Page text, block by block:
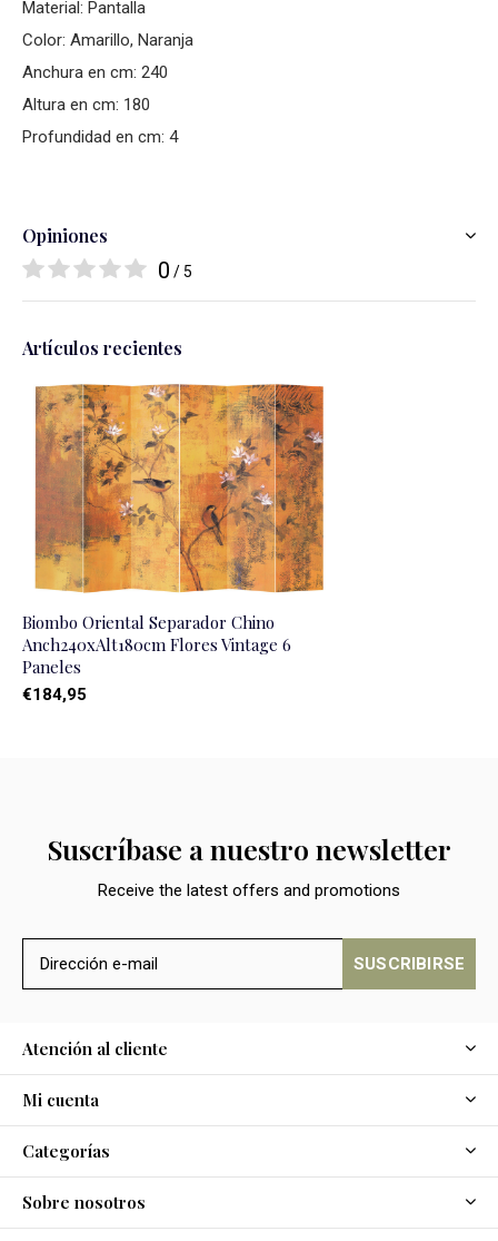
Material: Pantalla
Color: Amarillo, Naranja
Anchura en cm: 240
Altura en cm: 180
Profundidad en cm: 4
Opiniones
0 / 5
Artículos recientes
Biombo Oriental Separador Chino
Anch240xAlt180cm Flores Vintage 6
Paneles
€184,95
Suscríbase a nuestro newsletter
Receive the latest offers and promotions
SUSCRIBIRSE
Atención al cliente
Mi cuenta
Categorías
Sobre nosotros